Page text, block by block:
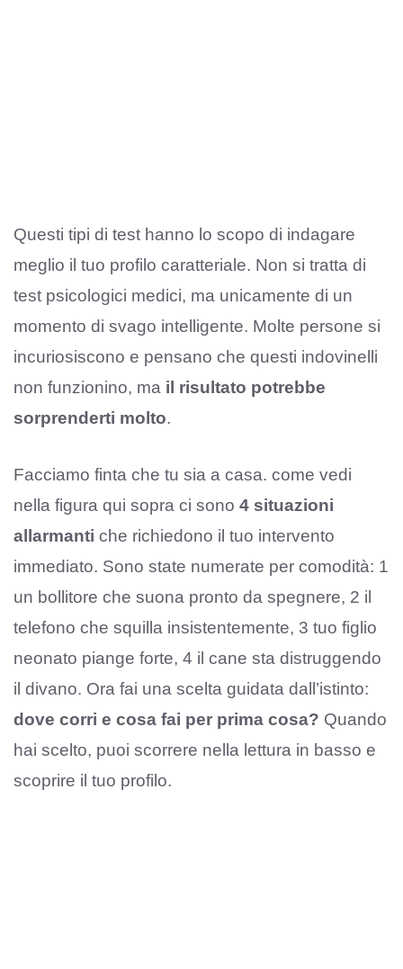
Questi tipi di test hanno lo scopo di indagare
meglio il tuo profilo caratteriale. Non si tratta di
test psicologici medici, ma unicamente di un
momento di svago intelligente. Molte persone si
incuriosiscono e pensano che questi indovinelli
non funzionino, ma il risultato potrebbe
sorprenderti molto.
Facciamo finta che tu sia a casa. come vedi
nella figura qui sopra ci sono 4 situazioni
allarmanti che richiedono il tuo intervento
immediato. Sono state numerate per comodità: 1
un bollitore che suona pronto da spegnere, 2 il
telefono che squilla insistentemente, 3 tuo figlio
neonato piange forte, 4 il cane sta distruggendo
il divano. Ora fai una scelta guidata dall’istinto:
dove corri e cosa fai per prima cosa? Quando
hai scelto, puoi scorrere nella lettura in basso e
scoprire il tuo profilo.